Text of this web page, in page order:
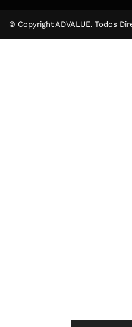
© Copyright ADVALUE. Todos